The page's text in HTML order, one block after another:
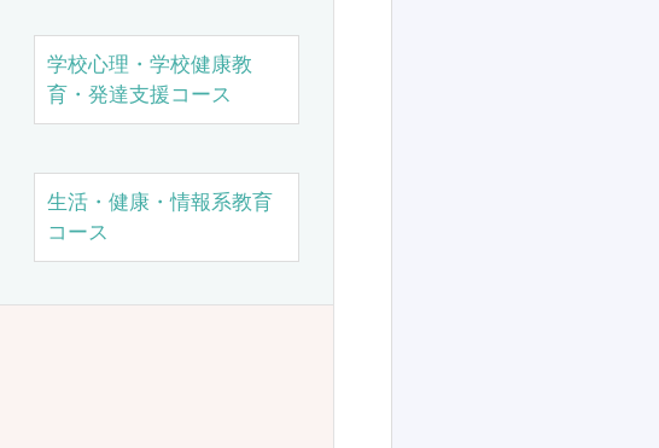
学校心理・学校健康教
育・発達支援コース
生活・健康・情報系教育
コース